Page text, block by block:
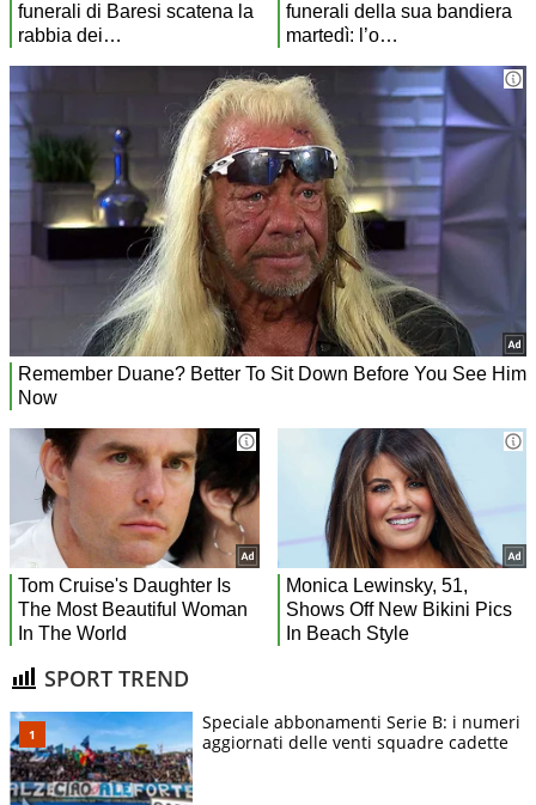
SPORT TREND
Speciale abbonamenti Serie B: i numeri
aggiornati delle venti squadre cadette